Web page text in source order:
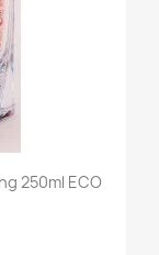
250ml ECO